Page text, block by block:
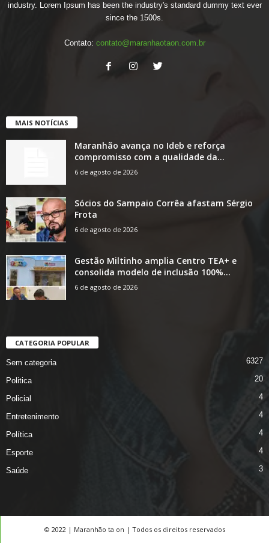
industry. Lorem Ipsum has been the industry's standard dummy text ever
since the 1500s.
Contato: contato@maranhaotaon.com.br
MAIS NOTÍCIAS
Maranhão avança no Ideb e reforça
compromisso com a qualidade da...
6 de agosto de 2026
Sócios do Sampaio Corrêa afastam Sérgio
Frota
6 de agosto de 2026
Gestão Miltinho amplia Centro TEA+ e
consolida modelo de inclusão 100%...
6 de agosto de 2026
CATEGORIA POPULAR
Sem categoria 6327
Politica 20
Policial 4
Entretenimento 4
Política 4
Esporte 4
Saúde 3
© 2022 | Maranhão ta on | Todos os direitos reservados